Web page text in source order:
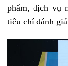
phẩm, dịch vụ
tiêu chí đánh